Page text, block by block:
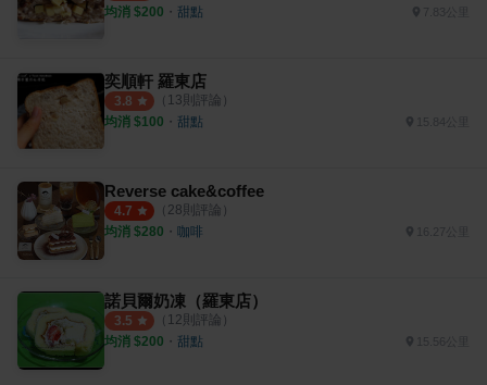
均消 $200 ・ 甜點
奕順軒 羅東店
3.8 （ 13則評論）
均消 $100 ・ 甜點 15.84公里
Reverse cake&coffee
4.7 （ 28則評論）
均消 $280 ・ 咖啡
諾貝爾奶凍（羅東店）
3.5 （ 12則評論）
均消 $200 ・ 甜點 15.56公里